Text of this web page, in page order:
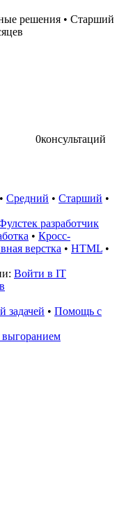
решения • Старший
0консультаций
• Средний • Старший •
разработчик
• Кросс-
верстка • HTML •
Войти в IT
задачей • Помощь с
выгоранием